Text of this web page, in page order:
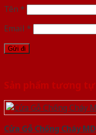
Tên *
Email *
Sản phẩm tương tự
Cửa Gỗ Chống Cháy